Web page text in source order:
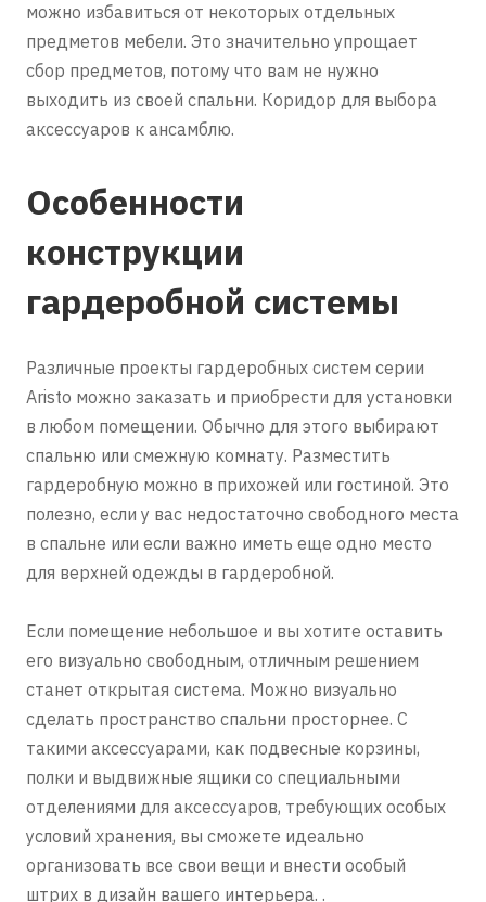
можно избавиться от некоторых отдельных
предметов мебели. Это значительно упрощает
сбор предметов, потому что вам не нужно
выходить из своей спальни. Коридор для выбора
аксессуаров к ансамблю.
Особенности
конструкции
гардеробной системы
Различные проекты гардеробных систем серии
Aristo можно заказать и приобрести для установки
в любом помещении. Обычно для этого выбирают
спальню или смежную комнату. Разместить
гардеробную можно в прихожей или гостиной. Это
полезно, если у вас недостаточно свободного места
в спальне или если важно иметь еще одно место
для верхней одежды в гардеробной.
Если помещение небольшое и вы хотите оставить
его визуально свободным, отличным решением
станет открытая система. Можно визуально
сделать пространство спальни просторнее. С
такими аксессуарами, как подвесные корзины,
полки и выдвижные ящики со специальными
отделениями для аксессуаров, требующих особых
условий хранения, вы сможете идеально
организовать все свои вещи и внести особый
штрих в дизайн вашего интерьера. .